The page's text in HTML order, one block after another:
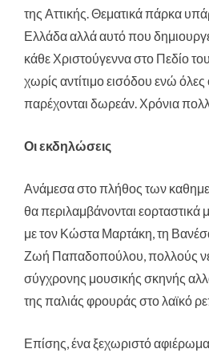
της Αττικής. Θεματικά πάρκα
Ελλάδα αλλά αυτό που
κάθε Χριστούγεννα στο Πεδίο
χωρίς αντίτιμο εισόδου ενώ όλες
παρέχονται δωρεάν. Χρόνια
Οι εκδηλώσεις
Ανάμεσα στο πλήθος των
θα περιλαμβάνονται
με τον Κώστα Μαρτάκη, τη
Ζωή Παπαδοπούλου, πολλούς
σύγχρονης μουσικής σκηνής
της παλιάς φρουράς στο λαϊκό
Επίσης, ένα ξεχωριστό αφιέρωμα